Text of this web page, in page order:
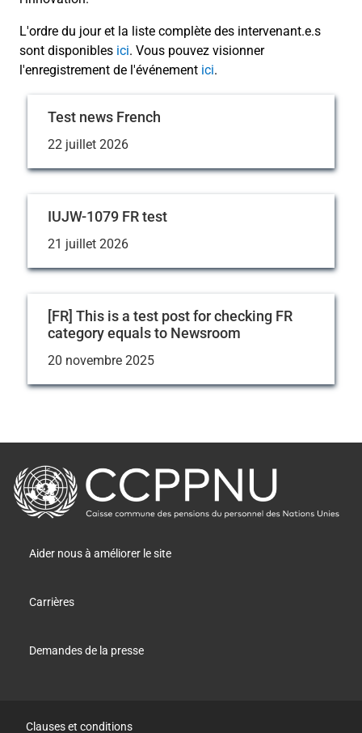
L'ordre du jour et la liste complète des intervenant.e.s
sont disponibles ici. Vous pouvez visionner
l'enregistrement de l'événement ici.
Test news French
22 juillet 2026
IUJW-1079 FR test
21 juillet 2026
[FR] This is a test post for checking FR
category equals to Newsroom
20 novembre 2025
retour
à
la
principale
Aider nous à améliorer le site
Carrières
Demandes de la presse
Clauses et conditions